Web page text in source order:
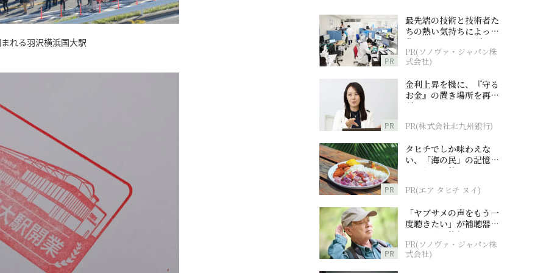
れる羽沢横浜国大駅
PR
最先端の技術と技術者た
ちの熱い気持ちによって
作られているオーダーメ
イド補聴器
PR(ソノヴァ・ジャパン株
式会社)
PR
金利上昇を機に、『守る
お金』の置き場所を再検
討
PR(株式会社北九州銀行)
PR
タヒチでしか味わえな
い、「海の民」の記憶へ
とつながる旅
PR(エア タヒチ ヌイ)
PR
「ヤブサメの声をもう一
度聴きたい」が補聴器チ
ャレンジの後押しに
PR(ソノヴァ・ジャパン株
式会社)